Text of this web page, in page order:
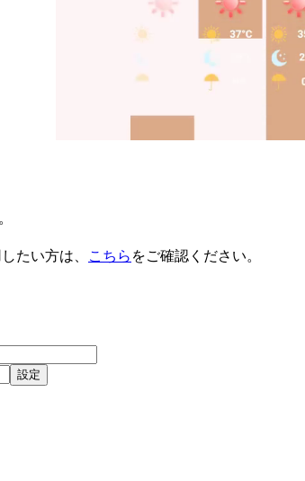
たい方は、 こちら をご確認ください。
設定